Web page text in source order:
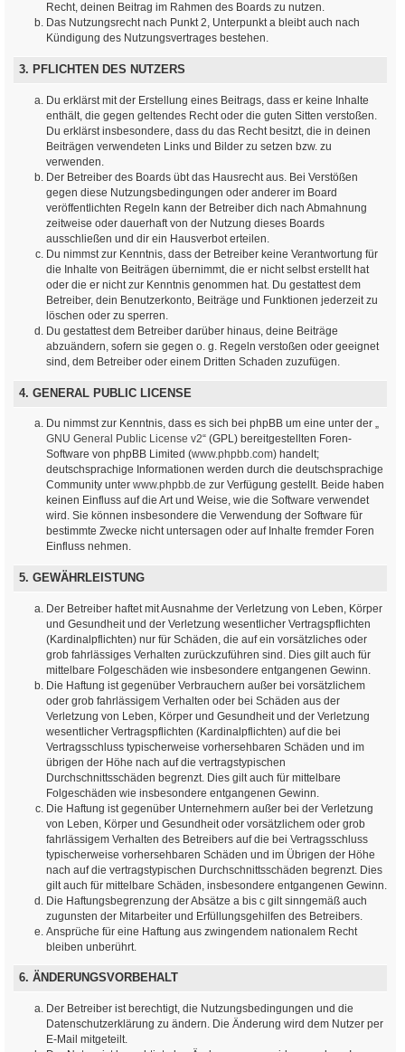
Recht, deinen Beitrag im Rahmen des Boards zu nutzen.
Das Nutzungsrecht nach Punkt 2, Unterpunkt a bleibt auch nach
Kündigung des Nutzungsvertrages bestehen.
3. PFLICHTEN DES NUTZERS
Du erklärst mit der Erstellung eines Beitrags, dass er keine Inhalte
enthält, die gegen geltendes Recht oder die guten Sitten verstoßen.
Du erklärst insbesondere, dass du das Recht besitzt, die in deinen
Beiträgen verwendeten Links und Bilder zu setzen bzw. zu
verwenden.
Der Betreiber des Boards übt das Hausrecht aus. Bei Verstößen
gegen diese Nutzungsbedingungen oder anderer im Board
veröffentlichten Regeln kann der Betreiber dich nach Abmahnung
zeitweise oder dauerhaft von der Nutzung dieses Boards
ausschließen und dir ein Hausverbot erteilen.
Du nimmst zur Kenntnis, dass der Betreiber keine Verantwortung für
die Inhalte von Beiträgen übernimmt, die er nicht selbst erstellt hat
oder die er nicht zur Kenntnis genommen hat. Du gestattest dem
Betreiber, dein Benutzerkonto, Beiträge und Funktionen jederzeit zu
löschen oder zu sperren.
Du gestattest dem Betreiber darüber hinaus, deine Beiträge
abzuändern, sofern sie gegen o. g. Regeln verstoßen oder geeignet
sind, dem Betreiber oder einem Dritten Schaden zuzufügen.
4. GENERAL PUBLIC LICENSE
Du nimmst zur Kenntnis, dass es sich bei phpBB um eine unter der „
GNU General Public License v2“ (GPL) bereitgestellten Foren-
Software von phpBB Limited (www.phpbb.com) handelt;
deutschsprachige Informationen werden durch die deutschsprachige
Community unter www.phpbb.de zur Verfügung gestellt. Beide haben
keinen Einfluss auf die Art und Weise, wie die Software verwendet
wird. Sie können insbesondere die Verwendung der Software für
bestimmte Zwecke nicht untersagen oder auf Inhalte fremder Foren
Einfluss nehmen.
5. GEWÄHRLEISTUNG
Der Betreiber haftet mit Ausnahme der Verletzung von Leben, Körper
und Gesundheit und der Verletzung wesentlicher Vertragspflichten
(Kardinalpflichten) nur für Schäden, die auf ein vorsätzliches oder
grob fahrlässiges Verhalten zurückzuführen sind. Dies gilt auch für
mittelbare Folgeschäden wie insbesondere entgangenen Gewinn.
Die Haftung ist gegenüber Verbrauchern außer bei vorsätzlichem
oder grob fahrlässigem Verhalten oder bei Schäden aus der
Verletzung von Leben, Körper und Gesundheit und der Verletzung
wesentlicher Vertragspflichten (Kardinalpflichten) auf die bei
Vertragsschluss typischerweise vorhersehbaren Schäden und im
übrigen der Höhe nach auf die vertragstypischen
Durchschnittsschäden begrenzt. Dies gilt auch für mittelbare
Folgeschäden wie insbesondere entgangenen Gewinn.
Die Haftung ist gegenüber Unternehmern außer bei der Verletzung
von Leben, Körper und Gesundheit oder vorsätzlichem oder grob
fahrlässigem Verhalten des Betreibers auf die bei Vertragsschluss
typischerweise vorhersehbaren Schäden und im Übrigen der Höhe
nach auf die vertragstypischen Durchschnittsschäden begrenzt. Dies
gilt auch für mittelbare Schäden, insbesondere entgangenen Gewinn.
Die Haftungsbegrenzung der Absätze a bis c gilt sinngemäß auch
zugunsten der Mitarbeiter und Erfüllungsgehilfen des Betreibers.
Ansprüche für eine Haftung aus zwingendem nationalem Recht
bleiben unberührt.
6. ÄNDERUNGSVORBEHALT
Der Betreiber ist berechtigt, die Nutzungsbedingungen und die
Datenschutzerklärung zu ändern. Die Änderung wird dem Nutzer per
E-Mail mitgeteilt.